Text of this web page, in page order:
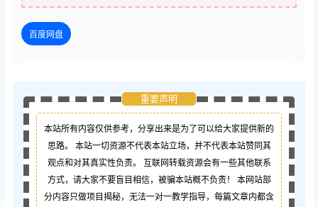
百度网盘
重要声明
本站所有内容仅供参考，分享出来是为了可以给大家提供新的
思路。 本站一切资源不代表本站立场，并不代表本站赞同其
观点和对其真实性负责。 互联网转载资源会有一些其他联系
方式，请大家不要盲目相信，被骗本站概不负责！ 本网站部
分内容只做项目揭秘，无法一对一教学指导，每篇文章内都含